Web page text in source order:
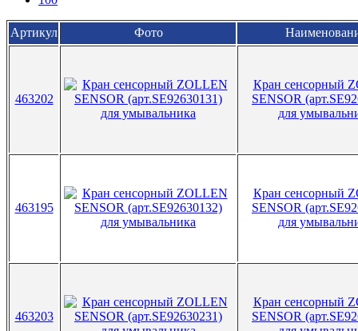
Артикул Фото
463202
Кран сенсорный
SENSOR
для
463195
Кран сенсорный
SENSOR
для
463203
Кран сенсорный
SENSOR